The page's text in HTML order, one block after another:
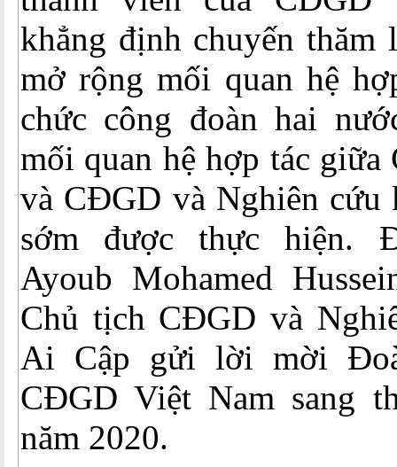
khẳng định chuyến thăm
mở rộng mối quan hệ
chức công đoàn hai
mối quan hệ hợp tác
và CĐGD và Nghiên cứu
sớm được thực hiện.
Ayoub Mohamed
Chủ tịch CĐGD và
Ai Cập gửi lời mời
CĐGD Việt Nam sang
năm 2020.